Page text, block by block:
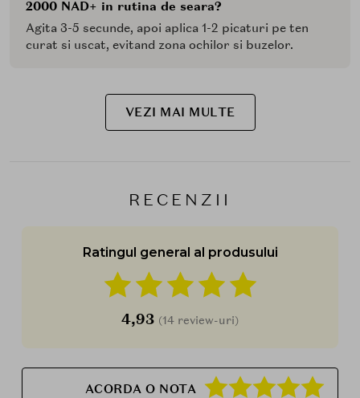
2000 NAD+ in rutina de seara?
Agita 3-5 secunde, apoi aplica 1-2 picaturi pe ten
curat si uscat, evitand zona ochilor si buzelor.
VEZI MAI MULTE
RECENZII
Ratingul general al produsului
4,93 (14 review-uri)
ACORDA O NOTA